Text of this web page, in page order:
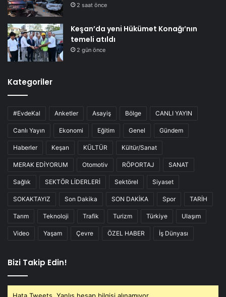
2 saat önce
Keşan’da yeni Hükümet Konağı’nın
temeli atıldı
2 gün önce
Kategoriler
#EvdeKal Anketler Asayiş Bölge CANLI YAYIN
Canlı Yayın Ekonomi Eğitim Genel Gündem
Haberler Keşan KÜLTÜR Kültür/Sanat
MERAK EDİYORUM Otomotiv RÖPORTAJ SANAT
Sağlık SEKTÖR LİDERLERİ Sektörel Siyaset
SOKAKTAYIZ Son Dakika SON DAKİKA Spor TARİH
Tarım Teknoloji Trafik Turizm Türkiye Ulaşım
Video Yaşam Çevre ÖZEL HABER İş Dünyası
Bizi Takip Edin!
Hata Tweets, Yanlış hesap bilgisi alınamıyor.